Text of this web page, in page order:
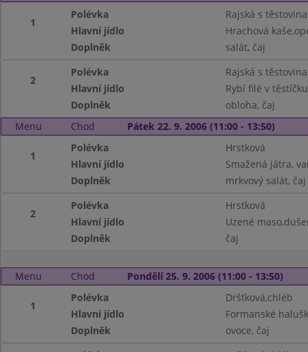
1
Polévka
Rajská s
Hlavní jídlo
Hrachová
Doplněk
salát, čaj
2
Polévka
Rajská s
Hlavní jídlo
Rybí filé v
Doplněk
obloha, čaj
Menu
Chod Pátek 22. 9. 2006 (11:00 - 13:50)
1
Polévka
Hrstková
Hlavní jídlo
Smažená játra,
Doplněk
mrkvový salát, čaj
2
Polévka
Hrstková
Hlavní jídlo
Uzené
Doplněk
čaj
Menu Chod Pondělí 25. 9. 2006 (11:00 - 13:50)
1
Polévka
Dršťková,chléb
Hlavní jídlo
Formanské
Doplněk
ovoce, čaj